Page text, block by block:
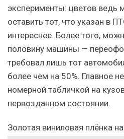
эксперименты: цветов ведь
оставить тот, что указан в
интереснее. Более того,
половину машины —
требовал лишь тот
более чем на 50%. Главное
номерной табличкой на
первозданном состоянии.
Золотая виниловая плёнка на